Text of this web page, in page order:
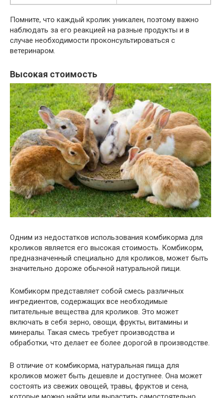
Помните, что каждый кролик уникален, поэтому важно
наблюдать за его реакцией на разные продукты и в
случае необходимости проконсультироваться с
ветеринаром.
Высокая стоимость
Одним из недостатков использования комбикорма для
кроликов является его высокая стоимость. Комбикорм,
предназначенный специально для кроликов, может быть
значительно дороже обычной натуральной пищи.
Комбикорм представляет собой смесь различных
ингредиентов, содержащих все необходимые
питательные вещества для кроликов. Это может
включать в себя зерно, овощи, фрукты, витамины и
минералы. Такая смесь требует производства и
обработки, что делает ее более дорогой в производстве.
В отличие от комбикорма, натуральная пища для
кроликов может быть дешевле и доступнее. Она может
состоять из свежих овощей, травы, фруктов и сена,